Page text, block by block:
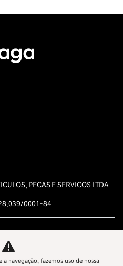
PECAS E SERVICOS LTDA
0001-84
navegação, fazemos uso de nossa